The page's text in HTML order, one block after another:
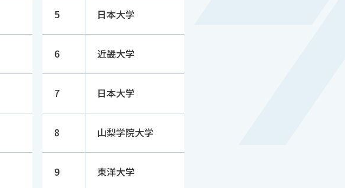
5 日本大学
6 近畿大学
7 日本大学
8 山梨学院大学
9 東洋大学